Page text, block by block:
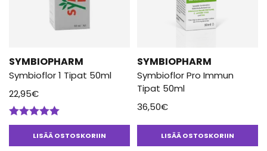
SYMBIOPHARM
Symbioflor 1 Tipat 50ml
22,95€
Arvostelu
tuotteesta:LISÄÄ OSTOSKORIIN
SYMBIOPHARM
Symbioflor Pro Immun
Tipat 50ml
36,50€
LISÄÄ OSTOSKORIIN